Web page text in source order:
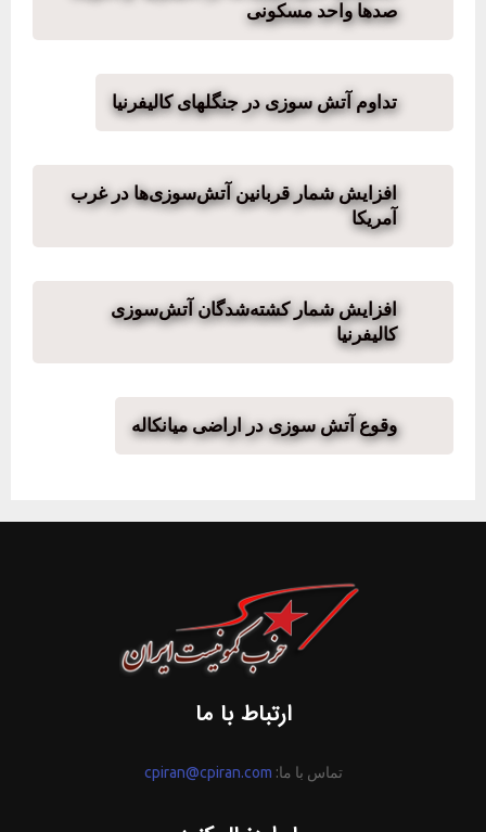
صدها واحد مسکونی
تداوم آتش سوزی در جنگلهای کالیفرنیا
افزایش شمار قربانین آتش‌سوزی‌ها در غرب
آمریکا
افزایش شمار کشته‌شدگان آتش‌سوزی
کالیفرنیا
وقوع آتش سوزی در اراضی میانکاله
ارتباط با ما
تماس با ما: cpiran@cpiran.com